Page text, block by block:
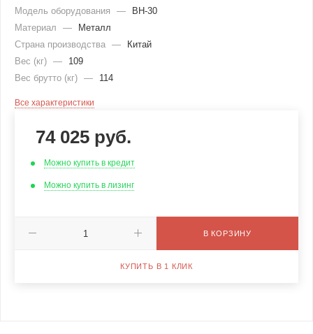
Модель оборудования
—
BH-30
Материал
—
Металл
Страна производства —
Китай
Вес (кг) —
109
Вес брутто (кг) — 114
Все характеристики
74 025 руб.
Можно купить в кредит
Можно купить в лизинг
В КОРЗИНУ
КУПИТЬ В 1 КЛИК